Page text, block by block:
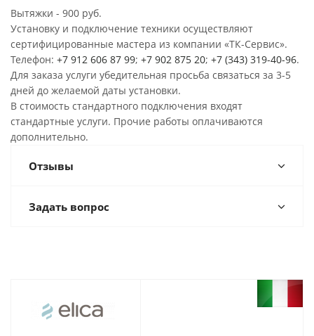
Вытяжки - 900 руб.
Установку и подключение техники осуществляют
сертифицированные мастера из компании «ТК-Сервис».
Телефон: +7 912 606 87 99; +7 902 875 20; +7 (343) 319-40-96.
Для заказа услуги убедительная просьба связаться за 3-5
дней до желаемой даты установки.
В стоимость стандартного подключения входят
стандартные услуги. Прочие работы оплачиваются
дополнительно.
Отзывы
Задать вопрос